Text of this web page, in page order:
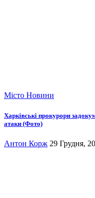
Місто Новини
Харківські прокурори
атаки (Фото)
Антон Корж 29 Грудня,